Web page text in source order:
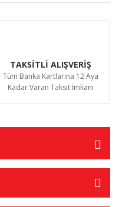
TAKSİTLİ ALIŞVERİŞ
Tüm Banka Kartlarına 12 Aya
Kadar Varan Taksit İmkanı